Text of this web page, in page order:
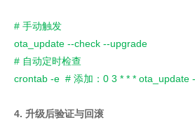
# 手动触发
ota_update --check --upgrade
# 自动定时检查
crontab -e # 添加：0 3 * * * ota_update
4. 升级后验证与回滚